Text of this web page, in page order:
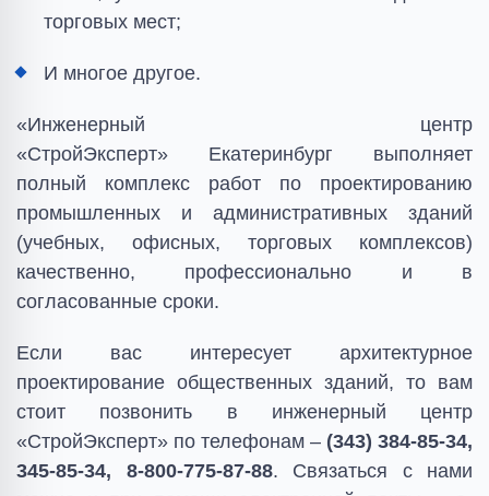
торговых мест;
И многое другое.
«Инженерный центр
«СтройЭксперт» Екатеринбург выполняет
полный комплекс работ по проектированию
промышленных и административных зданий
(учебных, офисных, торговых комплексов)
качественно, профессионально и в
согласованные сроки.
Если вас интересует архитектурное
проектирование общественных зданий, то вам
стоит позвонить в инженерный центр
«СтройЭксперт» по телефонам – (343) 384-85-34,
345-85-34, 8-800-775-87-88. Связаться с нами